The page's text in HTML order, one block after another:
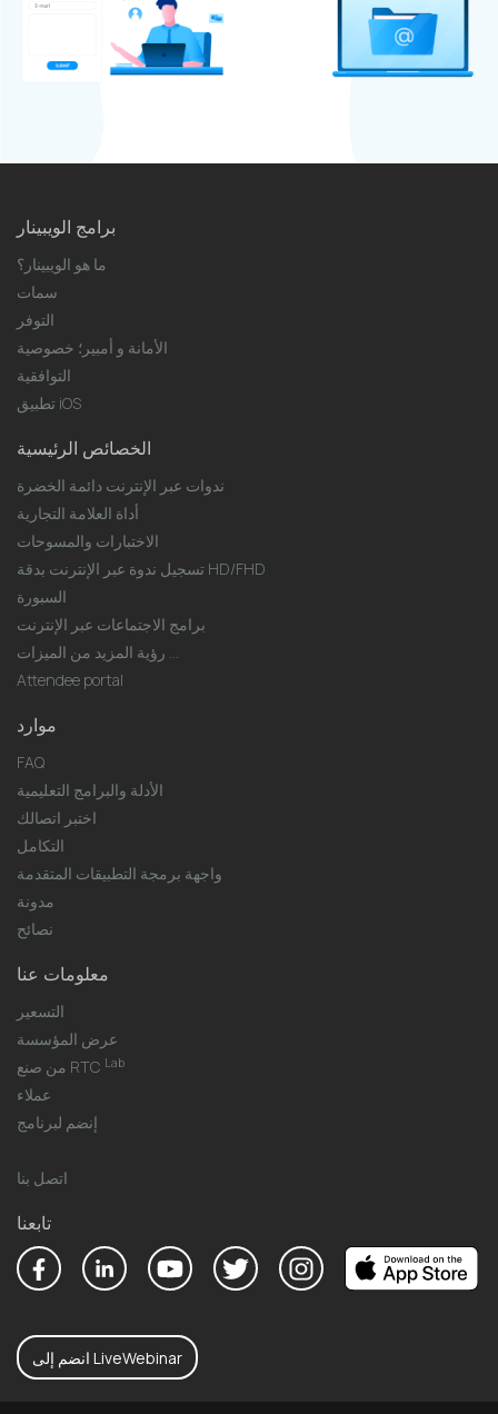
برامج الويبينار
ما هو الويبينار؟
سمات
التوفر
الأمانة و أمبير؛ خصوصية
التوافقية
تطبيق iOS
الخصائص الرئيسية
ندوات عبر الإنترنت دائمة الخضرة
أداة العلامة التجارية
الاختبارات والمسوحات
تسجيل ندوة عبر الإنترنت بدقة HD/FHD
السبورة
برامج الاجتماعات عبر الإنترنت
رؤية المزيد من الميزات ...
Attendee portal
موارد
FAQ
الأدلة والبرامج التعليمية
اختبر اتصالك
التكامل
واجهة برمجة التطبيقات المتقدمة
مدونة
نصائح
معلومات عنا
التسعير
عرض المؤسسة
من صنع RTC Lab
عملاء
إنضم لبرنامج
اتصل بنا
تابعنا
انضم إلى LiveWebinar